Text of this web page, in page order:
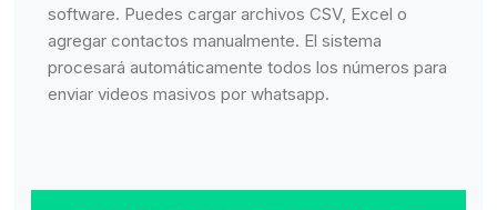
software. Puedes cargar archivos CSV, Excel o
agregar contactos manualmente. El sistema
procesará automáticamente todos los números para
enviar videos masivos por whatsapp.